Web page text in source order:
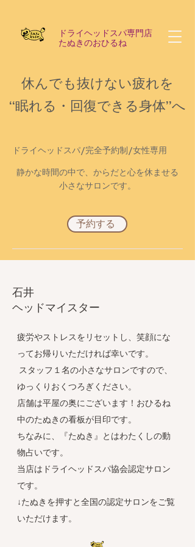
​ドライヘッドスパ専門店
たぬきのおひるね
休んでも抜けない疲れを
​“眠れる・回復できる身体”へ
​ドライヘッドスパ/完全予約制/女性専用
静かな時間の中で、からだと心を休ませる
小さなサロンです。
予約する
石井
​ヘッドマイスター
疲労やストレスをリセットし、笑顔にな
ってお帰りいただければ幸いです。
スタッフ１名の小さなサロンですので、
ゆっくりおくつろぎください。
店舗は平屋の奥にございます！おひるね
中のたぬきの看板が目印です。
ちなみに、『たぬき』とはわたくしの動
物占いです。
当店はドライヘッドスパ協会認定サロン
です。
​​↓たぬきを押すと全国の認定サロンをご覧
いただけます。